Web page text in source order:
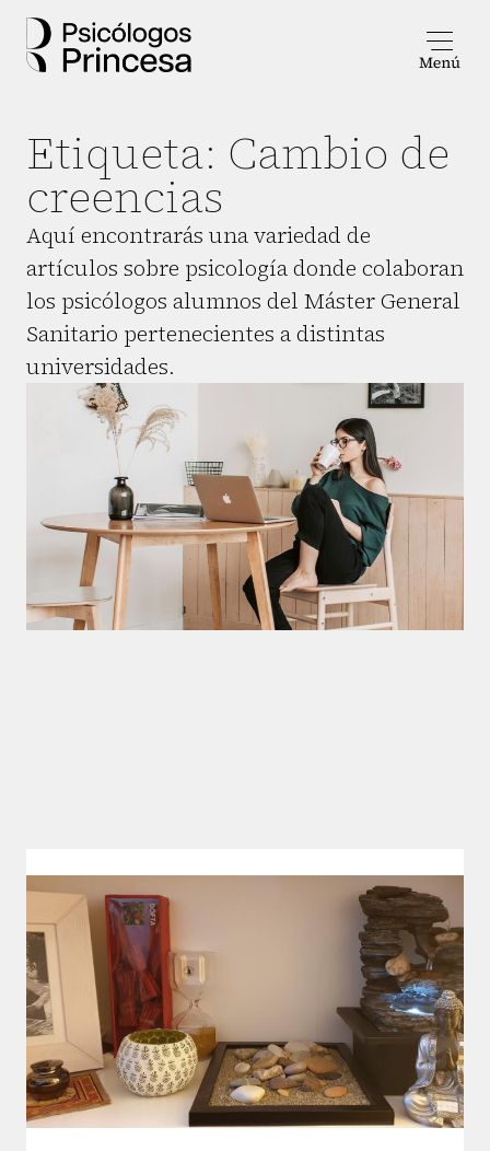
Etiqueta: Cambio de
creencias
Aquí encontrarás una variedad de
artículos sobre psicología donde colaboran
los psicólogos alumnos del Máster General
Sanitario pertenecientes a distintas
universidades.